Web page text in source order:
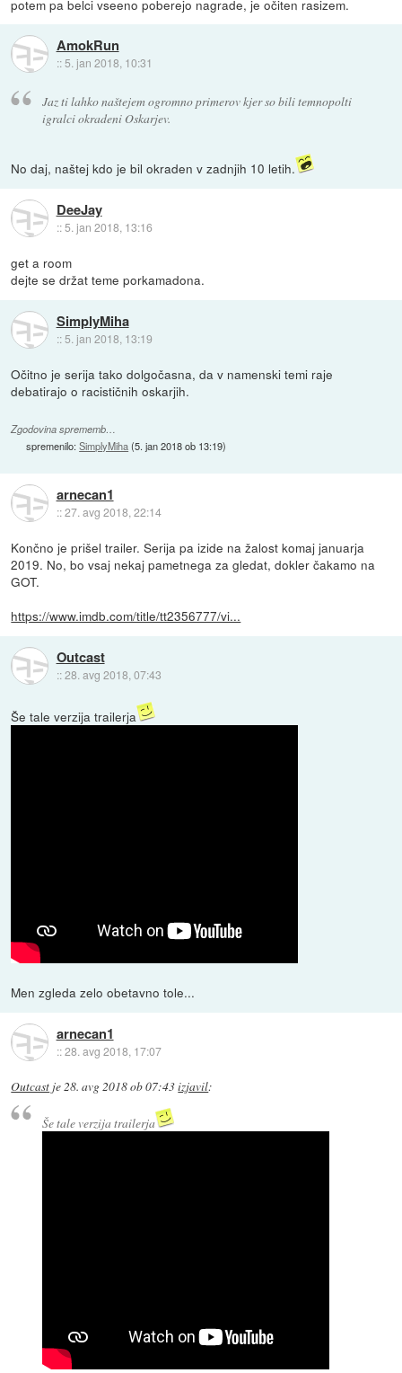
potem pa belci vseeno poberejo nagrade, je očiten rasizem.
AmokRun
:: 5. jan 2018, 10:31
Jaz ti lahko naštejem ogromno primerov kjer so bili temnopolti
igralci okradeni Oskarjev.
No daj, naštej kdo je bil okraden v zadnjih 10 letih.
DeeJay
::5. jan 2018, 13:16
get a room
dejte se držat teme porkamadona.
SimplyMiha
:: 5. jan 2018, 13:19
Očitno je serija tako dolgočasna, da v namenski temi raje
debatirajo o racističnih oskarjih.
Zgodovina sprememb…
spremenilo:SimplyMiha(5. jan 2018 ob 13:19)
arnecan1
::27. avg 2018, 22:14
Končno je prišel trailer. Serija pa izide na žalost komaj januarja
2019. No, bo vsaj nekaj pametnega za gledat, dokler čakamo na
GOT.
https://www.imdb.com/title/tt2356777/vi...
Outcast
::28. avg 2018, 07:43
Še tale verzija trailerja
Men zgleda zelo obetavno tole...
arnecan1
::28. avg 2018, 17:07
Outcast je28. avg 2018 ob 07:43izjavil:
Še tale verzija trailerja